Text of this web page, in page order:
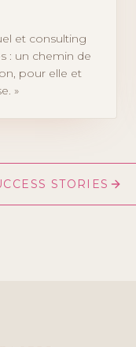
et consulting
: un chemin de
pour elle et
»
STORIES